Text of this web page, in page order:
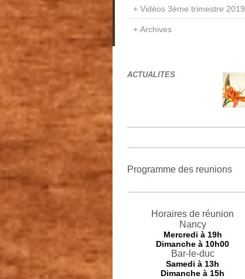
Vidéos 3ème trimestre 2019
Archives
ACTUALITES
Programme des reunions
Horaires de réunion
Nancy
Mercredi à 19h
Dimanche à 10h00
Bar-le-duc
Samedi à 13h
Dimanche à 15h